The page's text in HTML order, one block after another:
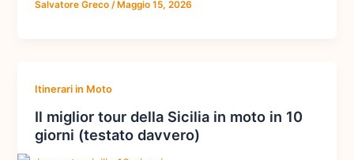
Salvatore Greco/ Maggio 15, 2026
Itinerari in Moto
Il miglior tour della Sicilia in moto in 10
giorni (testato davvero)